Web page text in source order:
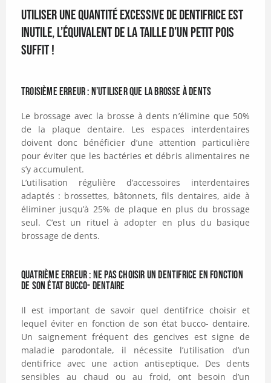
Utiliser une quantité excessive de dentifrice est
inutile, l’équivalent de la taille d’un petit pois
suffit !
Troisième erreur : N’utiliser que la brosse à dents
Le brossage avec la brosse à dents n’élimine que 50%
de la plaque dentaire. Les espaces interdentaires
doivent donc bénéficier d’une attention particulière
pour éviter que les bactéries et débris alimentaires ne
s’y accumulent.
L’utilisation régulière d’accessoires interdentaires
adaptés : brossettes, bâtonnets, fils dentaires, aide à
éliminer jusqu’à 25% de plaque en plus du brossage
seul. C’est un rituel à adopter en plus du basique
brossage de dents.
Quatrième erreur : Ne pas choisir un dentifrice en fonction
de son état bucco- dentaire
Il est important de savoir quel dentifrice choisir et
lequel éviter en fonction de son état bucco- dentaire.
Un saignement fréquent des gencives est signe de
maladie parodontale, il nécessite l’utilisation d’un
dentifrice avec une action antiseptique. Des dents
sensibles au chaud ou au froid, ont besoin d’un